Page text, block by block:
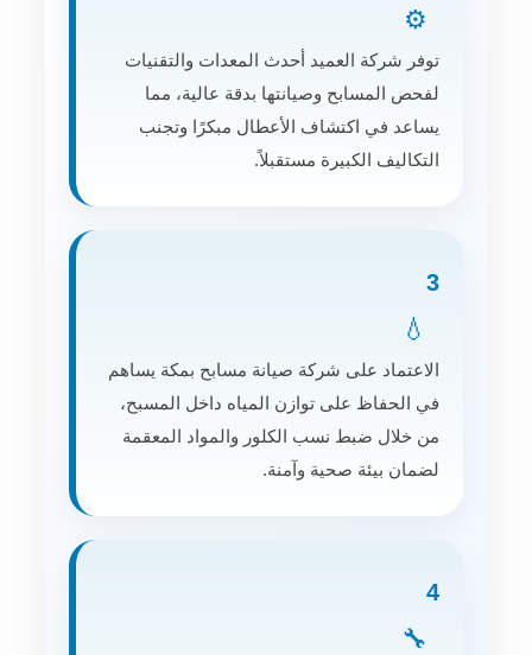
⚙️
توفر شركة العميد أحدث المعدات والتقنيات
لفحص المسابح وصيانتها بدقة عالية، مما
يساعد في اكتشاف الأعطال مبكرًا وتجنب
التكاليف الكبيرة مستقبلاً.
3
💧
الاعتماد على شركة صيانة مسابح بمكة يساهم
في الحفاظ على توازن المياه داخل المسبح،
من خلال ضبط نسب الكلور والمواد المعقمة
لضمان بيئة صحية وآمنة.
4
🔧